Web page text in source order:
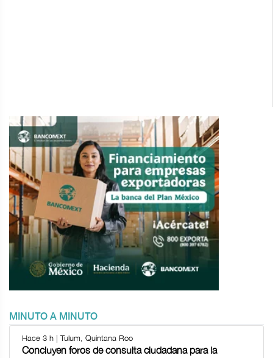
MINUTO A MINUTO
Hace 3 h | Tulum, Quintana Roo
Concluyen foros de consulta ciudadana para la